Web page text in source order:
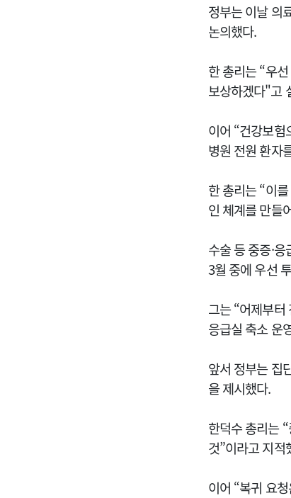
정부는 이날 의
논의했다.
한 총리는 “우
보상하겠다"고
이어 “건강보
병원 전원 환자
한 총리는 “이
인 체계를 만들
수술 등 중증·
3월 중에 우선
그는 “어제부
응급실 축소 운
앞서 정부는 집
을 제시했다.
한덕수 총리는
것”이라고 지적
이어 “복귀 요